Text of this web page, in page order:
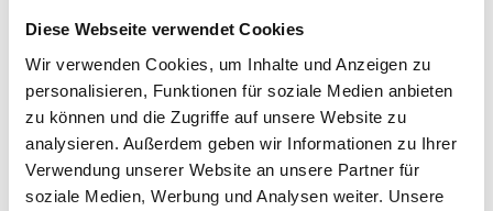
Diese Webseite verwendet Cookies
Wir verwenden Cookies, um Inhalte und Anzeigen zu
personalisieren, Funktionen für soziale Medien anbieten
zu können und die Zugriffe auf unsere Website zu
analysieren. Außerdem geben wir Informationen zu Ihrer
Verwendung unserer Website an unsere Partner für
soziale Medien, Werbung und Analysen weiter. Unsere